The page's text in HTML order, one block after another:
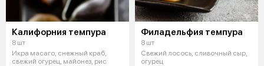
Калифорния темпура
8 шт
Икра масаго, снежный краб,
свежий огурец, майонез, рис
Филадельфия темпура
8 шт
Свежий лосось, сливочный сыр,
огурец